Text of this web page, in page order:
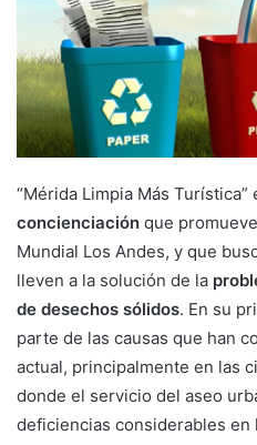
“Mérida Limpia Más Turística”
concienciación que
Mundial Los Andes, y que
lleven a la solución de la
de desechos sólidos. En su
parte de las causas que han
actual, principalmente en las
donde el servicio del aseo
deficiencias considerables en